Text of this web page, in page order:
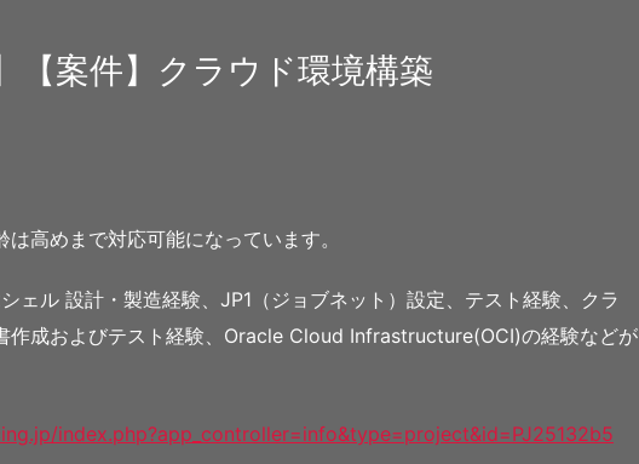
【案件】クラウド環境構築
高めまで対応可能になっています。
ェル 設計・製造経験、JP1（ジョブネット）設定、テスト経験、クラ
作成およびテスト経験、Oracle Cloud Infrastructure(OCI)の経験などが
index.php?app_controller=info&type=project&id=PJ25132b5